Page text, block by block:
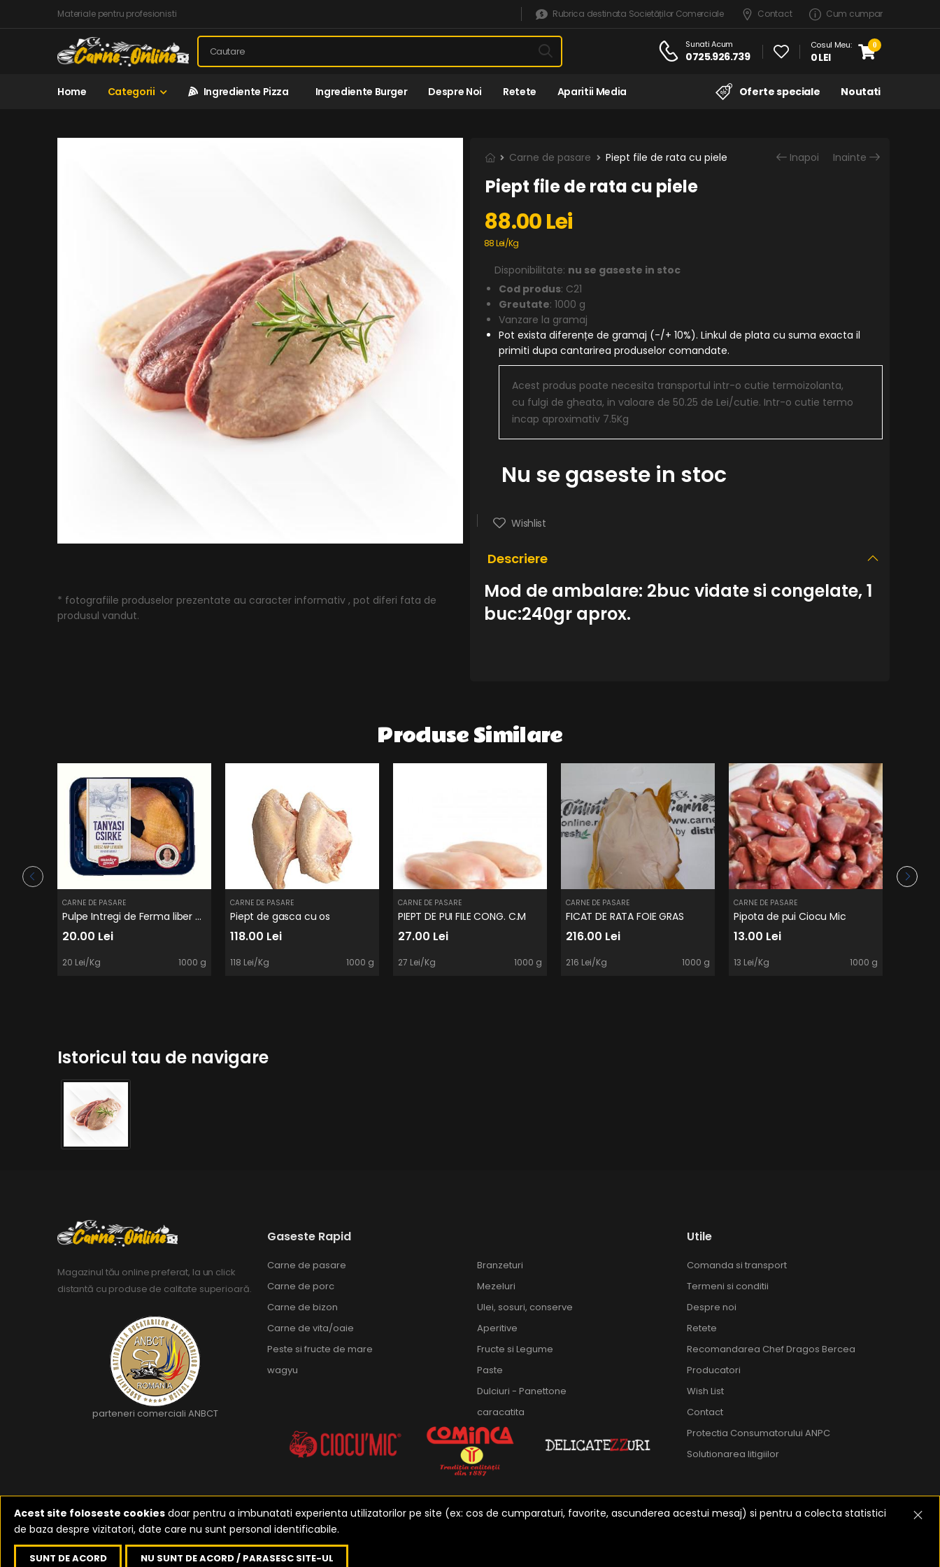
Materiale pentru profesionisti Rubrica destinata Societăților Comerciale Contact Cum cumpar
Sunati Acum
0725.926.739
Cosul Meu:
0 LEI
0
Home Categorii Ingrediente Pizza Ingrediente Burger Despre Noi Retete Aparitii Media Oferte speciale Noutati
* fotografiile produselor prezentate au caracter informativ , pot diferi fata de
produsul vandut.
Carne de pasare Piept file de rata cu piele Inapoi Inainte
Piept file de rata cu piele
88.00 Lei
88 Lei/Kg
Disponibilitate: nu se gaseste in stoc
Cod produs: C21
Greutate: 1000 g
Vanzare la gramaj
Pot exista diferențe de gramaj (-/+ 10%). Linkul de plata cu suma exacta il
primiti dupa cantarirea produselor comandate.
Acest produs poate necesita transportul intr-o cutie termoizolanta,
cu fulgi de gheata, in valoare de 50.25 de Lei/cutie. Intr-o cutie termo
incap aproximativ 7.5Kg
Nu se gaseste in stoc
Wishlist
Descriere
Mod de ambalare: 2buc vidate si congelate, 1
buc:240gr aprox.
Produse Similare
CARNE DE PASARE
Pulpe Intregi de Ferma liber Tanyasi
20.00 Lei
20 Lei/Kg 1000 g
CARNE DE PASARE
Piept de gasca cu os
118.00 Lei
118 Lei/Kg 1000 g
CARNE DE PASARE
PIEPT DE PUI FILE CONG. C.M
27.00 Lei
27 Lei/Kg 1000 g
CARNE DE PASARE
FICAT DE RATA FOIE GRAS
216.00 Lei
216 Lei/Kg 1000 g
CARNE DE PASARE
Pipota de pui Ciocu Mic
13.00 Lei
13 Lei/Kg 1000 g
Istoricul tau de navigare
Magazinul tău online preferat, la un click
distantă cu produse de calitate superioară.
parteneri comerciali ANBCT
Gaseste Rapid
Carne de pasare
Carne de porc
Carne de bizon
Carne de vita/oaie
Peste si fructe de mare
wagyu
Branzeturi
Mezeluri
Ulei, sosuri, conserve
Aperitive
Fructe si Legume
Paste
Dulciuri - Panettone
caracatita
Utile
Comanda si transport
Termeni si conditii
Despre noi
Retete
Recomandarea Chef Dragos Bercea
Producatori
Wish List
Contact
Protectia Consumatorului ANPC
Solutionarea litigiilor
2023-2026 © Realizat deEtusoft Oradea
Acest site foloseste cookies doar pentru a imbunatati experienta utilizatorilor pe site (ex: cos de cumparaturi, favorite, ascunderea acestui mesaj) si pentru a colecta statistici
de baza despre vizitatori, date care nu sunt personal identificabile.
SUNT DE ACORD NU SUNT DE ACORD / PARASESC SITE-UL